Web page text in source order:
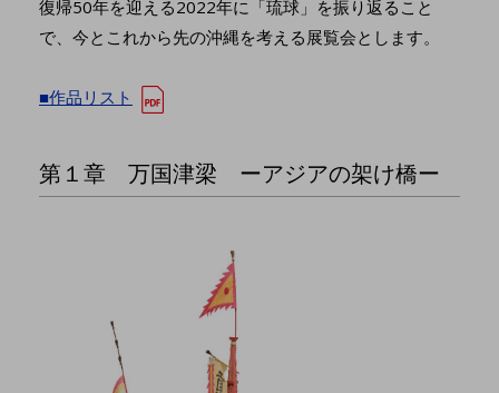
復帰50年を迎える2022年に「琉球」を振り返ること
で、今とこれから先の沖縄を考える展覧会とします。
■作品リスト
第１章 万国津梁 ーアジアの架け橋ー